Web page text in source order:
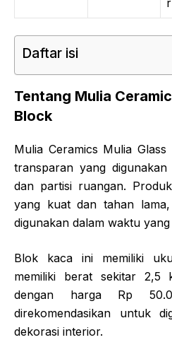
Daftar isi
Tentang Mulia
Block
Mulia Ceramics Mulia
transparan yang
dan partisi ruangan.
yang kuat dan tahan
digunakan dalam waktu yang
Blok kaca ini memiliki
memiliki berat sekitar 2,5
dengan harga Rp
direkomendasikan untuk
dekorasi interior.